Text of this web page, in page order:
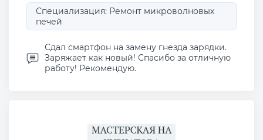
Специализация: Ремонт микроволновых
печей
Сдал смартфон на замену гнезда зарядки.
Заряжает как новый! Спасибо за отличную
работу! Рекомендую.